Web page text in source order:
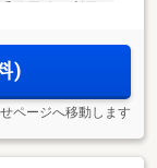
る全11タイプ
)
ページへ移動します